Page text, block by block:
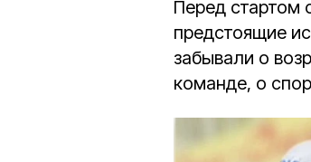
Перед стартом
предстоящие
забывали о
команде, о